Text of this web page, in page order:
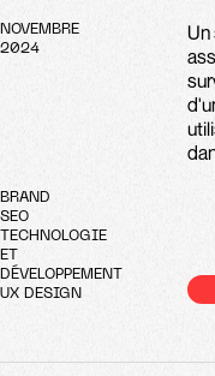
BRAND
SEO
TECHNOLOGIE
ET
DÉVELOPPEMENT
UX DESIGN
Un
NOVEMBRE
2024